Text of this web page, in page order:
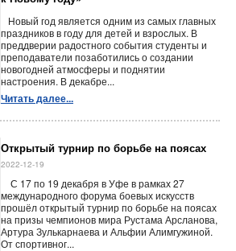
Новый год является одним из самых главных
праздников в году для детей и взрослых. В
преддверии радостного события студенты и
преподаватели позаботились о создании
новогодней атмосферы и поднятии
настроения. В декабре...
Читать далее...
Открытый турнир по борьбе на поясах
2022-12-19
С 17 по 19 декабря в Уфе в рамках 27
международного форума боевых искусств
прошёл открытый турнир по борьбе на поясах
на призы чемпионов мира Рустама Арсланова,
Артура Зулькарнаева и Альфии Алимгужиной.
От спортивног...